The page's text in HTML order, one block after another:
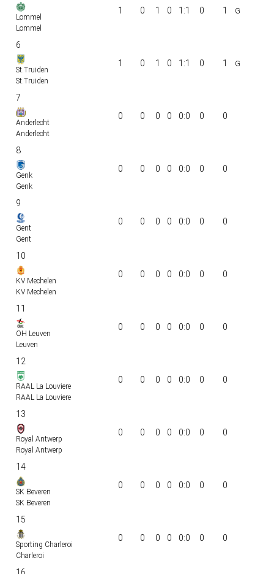
Lommel
Lommel
1 0 1 0 1:1 0 1
6
St.Truiden
St.Truiden
1 0 1 0 1:1 0 1
7
Anderlecht
Anderlecht
0 0 0 0 0:0 0 0
8
Genk
Genk
0 0 0 0 0:0 0 0
9
Gent
Gent
0 0 0 0 0:0 0 0
10
KV Mechelen
KV Mechelen
0 0 0 0 0:0 0 0
11
OH Leuven
Leuven
0 0 0 0 0:0 0 0
12
RAAL La Louviere
RAAL La Louviere
0 0 0 0 0:0 0 0
13
Royal Antwerp
Royal Antwerp
0 0 0 0 0:0 0 0
14
SK Beveren
SK Beveren
0 0 0 0 0:0 0 0
15
Sporting Charleroi
Charleroi
0 0 0 0 0:0 0 0
16